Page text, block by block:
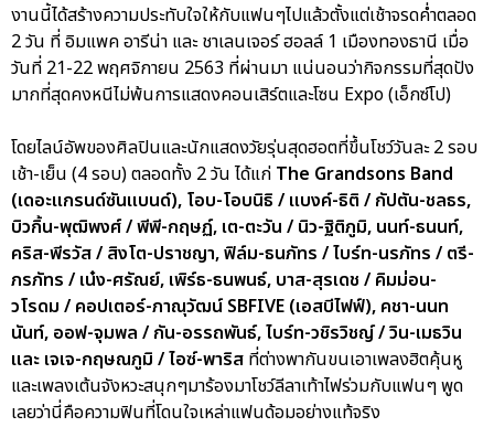
งานนี้ได้สร้างความประทับใจให้กับแฟนๆไปแล้วตั้งแต่เช้าจรดค่ำตลอด
2 วัน ที่ อิมแพค อารีน่า และ ชาเลนเจอร์ ฮอลล์ 1 เมืองทองธานี เมื่อ
วันที่ 21-22 พฤศจิกายน 2563 ที่ผ่านมา แน่นอนว่ากิจกรรมที่สุดปัง
มากที่สุดคงหนีไม่พ้นการแสดงคอนเสิร์ตและโซน Expo (เอ็กซ์โป)
โดยไลน์อัพของศิลปินและนักแสดงวัยรุ่นสุดฮอตที่ขึ้นโชว์วันละ 2 รอบ
เช้า-เย็น (4 รอบ) ตลอดทั้ง 2 วัน ได้แก่ The Grandsons Band
(เดอะแกรนด์ซันแบนด์), โอบ-โอบนิธิ / แบงค์-ธิติ / กัปตัน-ชลธร,
บิวกิ้น-พุฒิพงศ์ / พีพี-กฤษฏ์, เต-ตะวัน / นิว-ฐิติภูมิ, นนท์-ธนนท์,
คริส-พีรวัส / สิงโต-ปราชญา, ฟิล์ม-ธนภัทร / ไบร์ท-นรภัทร / ตรี-
ภรภัทร / เน๋ง-ศรัณย์, เพิร์ธ-ธนพนธ์, บาส-สุรเดช / คิมม่อน-
วโรดม / คอปเตอร์-ภาณุวัฒน์ SBFIVE (เอสบีไฟฟ์), คชา-นนท
นันท์, ออฟ-จุมพล / กัน-อรรถพันธ์, ไบร์ท-วชิรวิชญ์ / วิน-เมธวิน
และ เจเจ-กฤษณภูมิ / ไอซ์-พาริส ที่ต่างพากันขนเอาเพลงฮิตคุ้นหู
และเพลงเต้นจังหวะสนุกๆมาร้องมาโชว์ลีลาเท้าไฟร่วมกับแฟนๆ พูด
เลยว่านี่คือความฟินที่โดนใจเหล่าแฟนด้อมอย่างแท้จริง